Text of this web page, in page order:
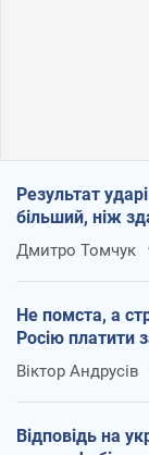
Результат
більший, ніж
Дмитро Томчук
Не помста, а
Росію платити
Віктор Андрусів
Відповідь на